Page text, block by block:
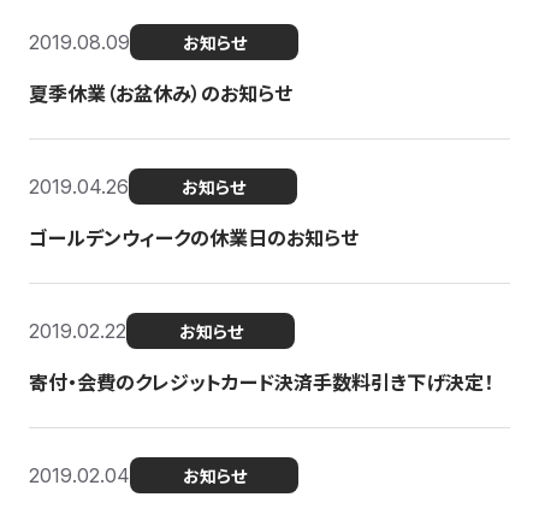
2019.08.09 お知らせ
夏季休業（お盆休み）のお知らせ
2019.04.26 お知らせ
ゴールデンウィークの休業日のお知らせ
2019.02.22 お知らせ
寄付・会費のクレジットカード決済手数料引き下げ決定！
2019.02.04 お知らせ